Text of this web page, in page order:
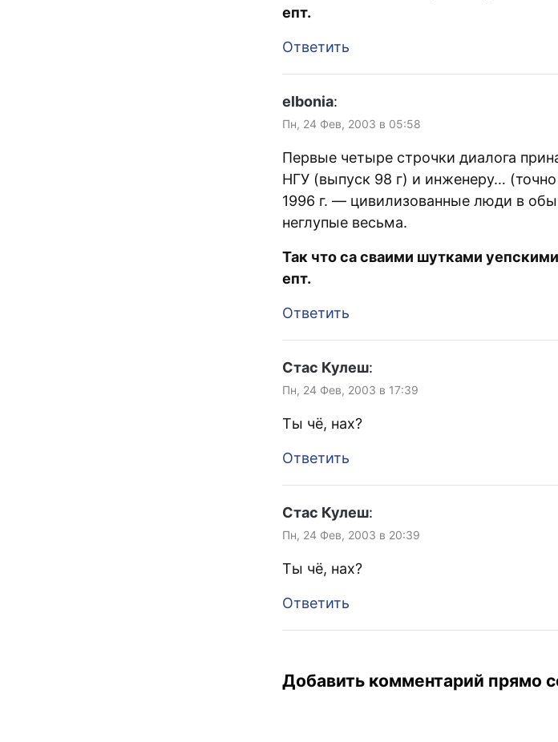
епт.
Ответить
elbonia:
Пн, 24 Фев, 2003 в 05:58
Первые четыре строчки диалога
НГУ (выпуск 98 г) и инженеру…
1996 г. — цивилизованные люди в
неглупые весьма.
Так что са сваими шутками
епт.
Ответить
Стас Кулеш:
Пн, 24 Фев, 2003 в 17:39
Ты чё, нах?
Ответить
Стас Кулеш:
Пн, 24 Фев, 2003 в 20:39
Ты чё, нах?
Ответить
Добавить комментарий прямо